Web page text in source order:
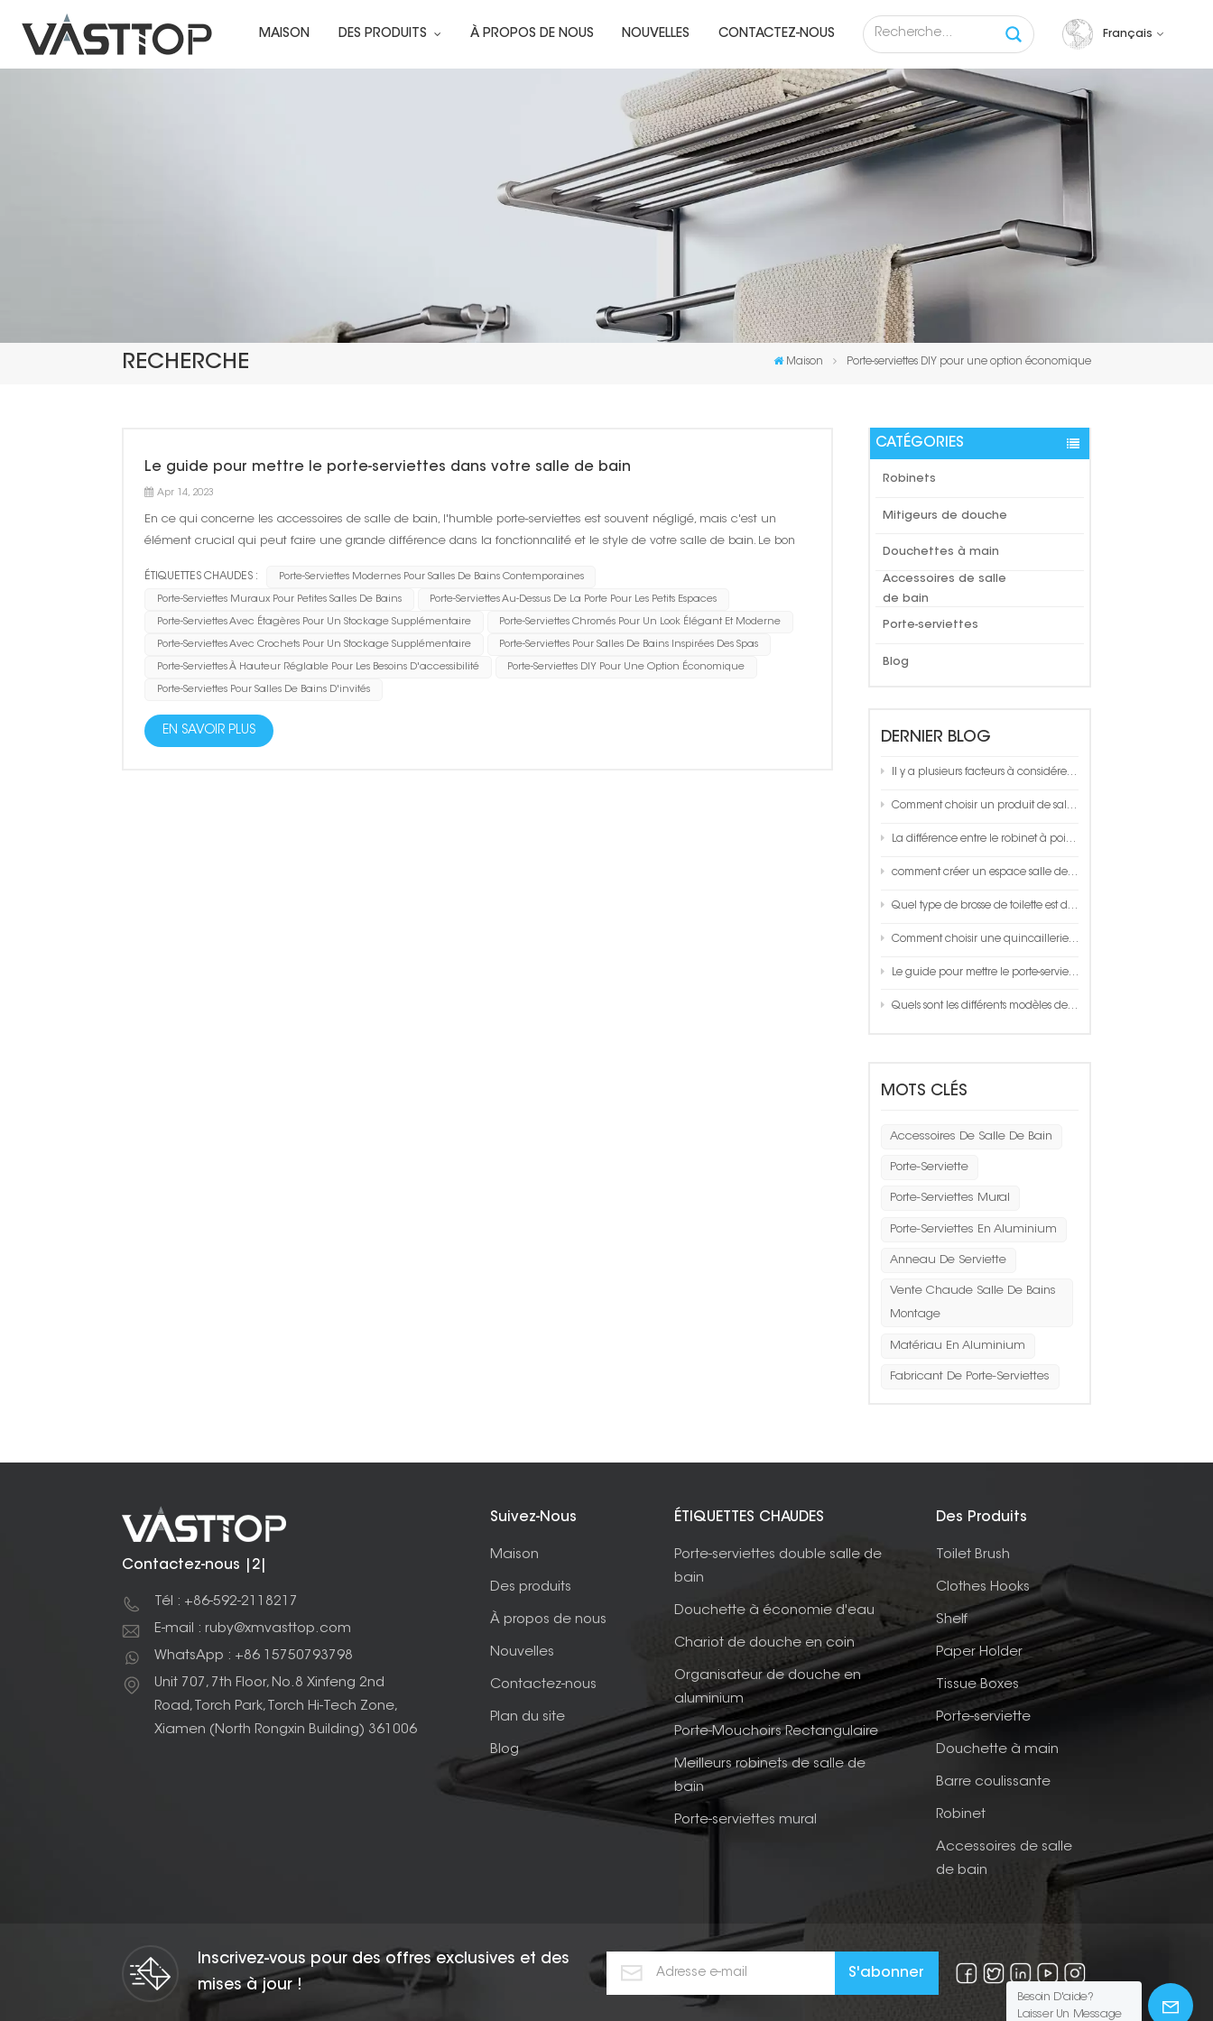
MAISON DES PRODUITS À PROPOS DE NOUS NOUVELLES CONTACTEZ-NOUS Français
English
français
русский
español
RECHERCHE Maison Porte-serviettes DIY pour une option économique
CATÉGORIES
Robinets
Mitigeurs de douche
Douchettes à main
Accessoires de salle
de bain
Porte-serviettes
Blog
DERNIER BLOG
Il y a plusieurs facteurs à considérer lors du choix d'un porte-serviettes de salle de bain
Comment choisir un produit de salle de bain de qualité ?
La différence entre le robinet à poignée unique et le robinet thermostatique
comment créer un espace salle de bain?
Quel type de brosse de toilette est de bonne qualité ?
Comment choisir une quincaillerie aluminium space de qualité ?
Le guide pour mettre le porte-serviettes dans votre salle de bain
Quels sont les différents modèles de pulvérisation disponibles sur une douchette à main ?
MOTS CLÉS
Accessoires De Salle De Bain
Porte-Serviette
Porte-Serviettes Mural
Porte-Serviettes En Aluminium
Anneau De Serviette
Vente Chaude Salle De Bains
Montage
Matériau En Aluminium
Fabricant De Porte-Serviettes
Le guide pour mettre le porte-serviettes dans votre salle de bain
Apr 14, 2023
En ce qui concerne les accessoires de salle de bain, l'humble porte-serviettes est souvent négligé, mais c'est un
élément crucial qui peut faire une grande différence dans la fonctionnalité et le style de votre salle de bain. Le bon
ÉTIQUETTES CHAUDES : Porte-Serviettes Modernes Pour Salles De Bains Contemporaines
Porte-Serviettes Muraux Pour Petites Salles De Bains Porte-Serviettes Au-Dessus De La Porte Pour Les Petits Espaces
Porte-Serviettes Avec Étagères Pour Un Stockage Supplémentaire Porte-Serviettes Chromés Pour Un Look Élégant Et Moderne
Porte-Serviettes Avec Crochets Pour Un Stockage Supplémentaire Porte-Serviettes Pour Salles De Bains Inspirées Des Spas
Porte-Serviettes À Hauteur Réglable Pour Les Besoins D'accessibilité Porte-Serviettes DIY Pour Une Option Économique
Porte-Serviettes Pour Salles De Bains D'invités
EN SAVOIR PLUS
Contactez-nous |2|
Tél : +86-592-2118217
E-mail : ruby@xmvasttop.com
WhatsApp : +86 15750793798
Unit 707, 7th Floor, No.8 Xinfeng 2nd
Road, Torch Park, Torch Hi-Tech Zone,
Xiamen (North Rongxin Building) 361006
Suivez-Nous
Maison
Des produits
À propos de nous
Nouvelles
Contactez-nous
Plan du site
Blog
ÉTIQUETTES CHAUDES
Porte-serviettes double salle de
bain
Douchette à économie d'eau
Chariot de douche en coin
Organisateur de douche en
aluminium
Porte-Mouchoirs Rectangulaire
Meilleurs robinets de salle de
bain
Porte-serviettes mural
Des Produits
Toilet Brush
Clothes Hooks
Shelf
Paper Holder
Tissue Boxes
Porte-serviette
Douchette à main
Barre coulissante
Robinet
Accessoires de salle
de bain
Inscrivez-vous pour des offres exclusives et des
mises à jour !
Besoin D'aide?
Laisser Un Message